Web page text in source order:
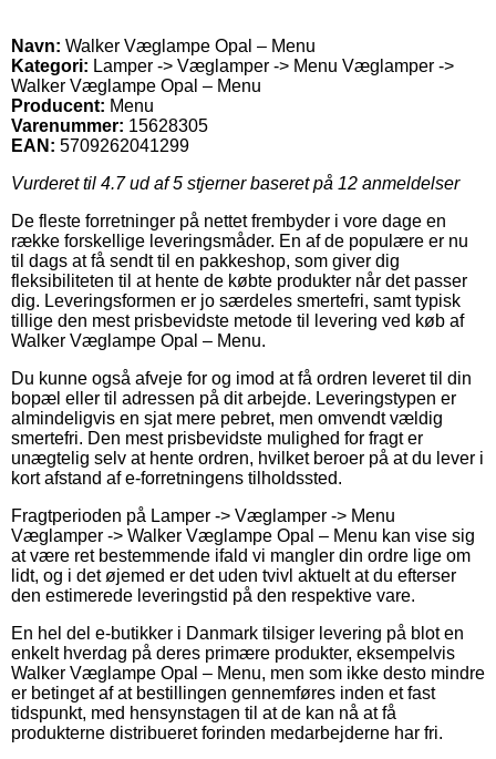
Navn: Walker Væglampe Opal – Menu
Kategori: Lamper -> Væglamper -> Menu Væglamper ->
Walker Væglampe Opal – Menu
Producent: Menu
Varenummer: 15628305
EAN: 5709262041299
Vurderet til 4.7ud af 5 stjerner baseret på 12 anmeldelser
De fleste forretninger på nettet frembyder i vore dage en
række forskellige leveringsmåder. En af de populære er nu
til dags at få sendt til en pakkeshop, som giver dig
fleksibiliteten til at hente de købte produkter når det passer
dig. Leveringsformen er jo særdeles smertefri, samt typisk
tillige den mest prisbevidste metode til levering ved køb af
Walker Væglampe Opal – Menu.
Du kunne også afveje for og imod at få ordren leveret til din
bopæl eller til adressen på dit arbejde. Leveringstypen er
almindeligvis en sjat mere pebret, men omvendt vældig
smertefri. Den mest prisbevidste mulighed for fragt er
unægtelig selv at hente ordren, hvilket beroer på at du lever i
kort afstand af e-forretningens tilholdssted.
Fragtperioden på Lamper -> Væglamper -> Menu
Væglamper -> Walker Væglampe Opal – Menu kan vise sig
at være ret bestemmende ifald vi mangler din ordre lige om
lidt, og i det øjemed er det uden tvivl aktuelt at du efterser
den estimerede leveringstid på den respektive vare.
En hel del e-butikker i Danmark tilsiger levering på blot en
enkelt hverdag på deres primære produkter, eksempelvis
Walker Væglampe Opal – Menu, men som ikke desto mindre
er betinget af at bestillingen gennemføres inden et fast
tidspunkt, med hensynstagen til at de kan nå at få
produkterne distribueret forinden medarbejderne har fri.